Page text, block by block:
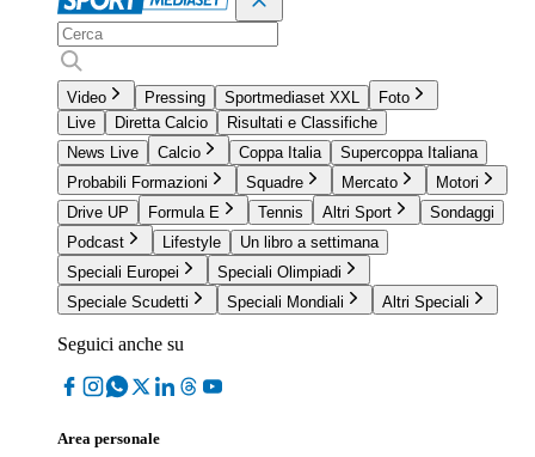
Video Pressing Sportmediaset XXL
Foto
Live
Diretta Calcio
Risultati e Classifiche
News Live
Calcio Coppa Italia
Supercoppa Italiana
Probabili Formazioni
Squadre Mercato
Motori
Drive UP
Formula E Tennis Altri Sport
Sondaggi
Podcast
Lifestyle
Un libro a settimana
Speciali Europei
Speciali Olimpiadi
Speciale Scudetti
Speciali Mondiali Altri Speciali
Seguici anche su
Area personale